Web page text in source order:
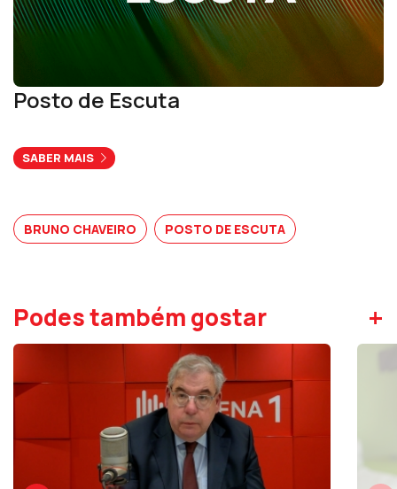
Posto de Escuta
SABER MAIS
BRUNO CHAVEIRO POSTO DE ESCUTA
Podes também gostar +